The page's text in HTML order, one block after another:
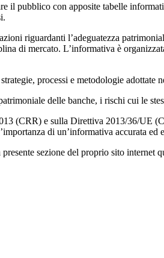
il pubblico con apposite tabelle
riguardanti l’adeguatezza
di mercato. L’informativa è
processi e metodologie adottate
delle banche, i rischi cui le
(CRR) e sulla Direttiva 2013/36/UE
di un’informativa accurata
sezione del proprio sito internet